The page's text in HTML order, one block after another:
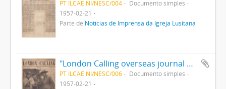
PT ILCAE NI/NESC/004
Documento simples
1957-02-21
Parte de Notícias de Imprensa da Igreja Lusitana
"London Calling overseas journal of BBC": Baden Powell centenary
PT ILCAE NI/NESC/006
Documento simples
1957-02-21